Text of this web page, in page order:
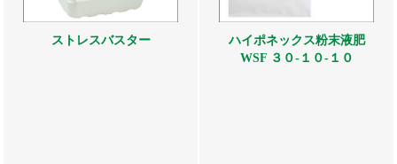
ストレスバスター
ハイポネックス粉末液肥
WSF ３０-１０-１０